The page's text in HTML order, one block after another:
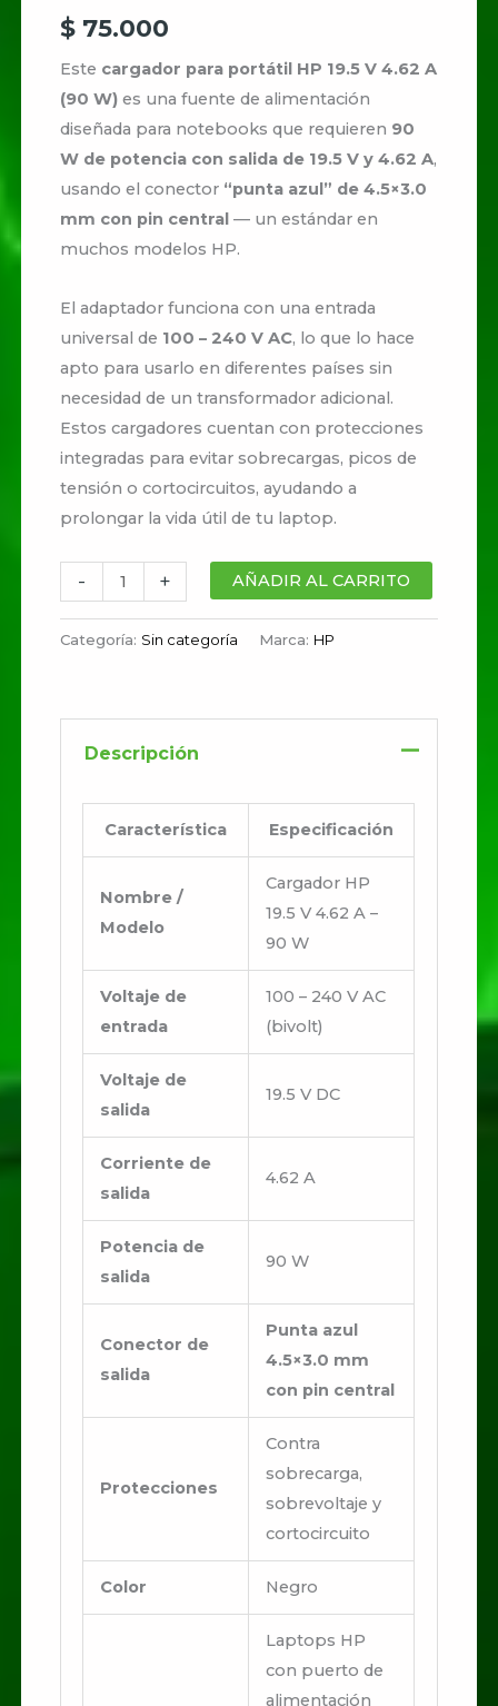
$ 75.000
Este cargador para portátil HP 19.5 V 4.62 A
(90 W) es una fuente de alimentación
diseñada para notebooks que requieren 90
W de potencia con salida de 19.5 V y 4.62 A,
usando el conector “punta azul” de 4.5×3.0
mm con pin central — un estándar en
muchos modelos HP.
El adaptador funciona con una entrada
universal de 100 – 240 V AC, lo que lo hace
apto para usarlo en diferentes países sin
necesidad de un transformador adicional.
Estos cargadores cuentan con protecciones
integradas para evitar sobrecargas, picos de
tensión o cortocircuitos, ayudando a
prolongar la vida útil de tu laptop.
- + AÑADIR AL CARRITO
Categoría: Sin categoría Marca: HP
Descripción
Característica Especificación
Nombre /
Modelo
Cargador HP
19.5 V 4.62 A –
90 W
Voltaje de
entrada
100 – 240 V AC
(bivolt)
Voltaje de
salida
19.5 V DC
Corriente de
salida
4.62 A
Potencia de
salida
90 W
Conector de
salida
Punta azul
4.5×3.0 mm
con pin central
Protecciones
Contra
sobrecarga,
sobrevoltaje y
cortocircuito
Color Negro
Laptops HP
con puerto de
alimentación